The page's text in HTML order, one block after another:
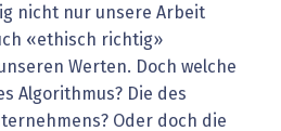
nicht nur unsere Arbeit
«ethisch richtig»
Werten. Doch welche
Algorithmus? Die des
Oder doch die